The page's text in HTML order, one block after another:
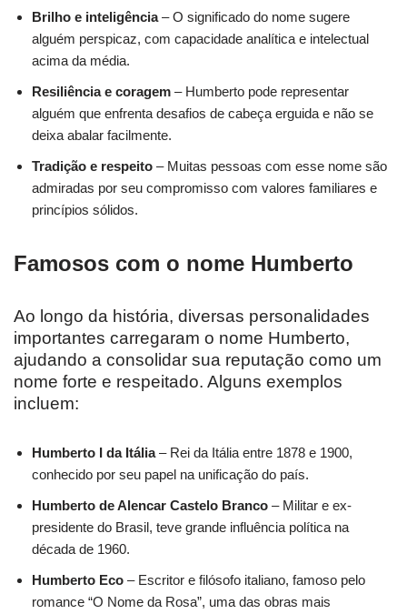
Brilho e inteligência– O significado do nome sugere
alguém perspicaz, com capacidade analítica e intelectual
acima da média.
Resiliência e coragem – Humberto pode representar
alguém que enfrenta desafios de cabeça erguida e não se
deixa abalar facilmente.
Tradição e respeito – Muitas pessoas com esse nome são
admiradas por seu compromisso com valores familiares e
princípios sólidos.
Famosos com o nome Humberto
Ao longo da história, diversas personalidades
importantes carregaram o nome Humberto,
ajudando a consolidar sua reputação como um
nome forte e respeitado. Alguns exemplos
incluem:
Humberto I da Itália– Rei da Itália entre 1878 e 1900,
conhecido por seu papel na unificação do país.
Humberto de Alencar Castelo Branco – Militar e ex-
presidente do Brasil, teve grande influência política na
década de 1960.
Humberto Eco – Escritor e filósofo italiano, famoso pelo
romance “O Nome da Rosa”, uma das obras mais